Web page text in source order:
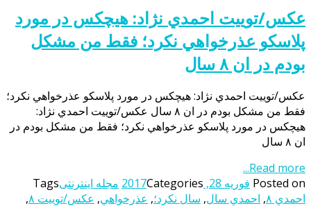
عکس/توييت احمدي نژاد: هيچكس در مورد
پلاسكو عذرخواهي نكرد؛ فقط من مشكل
بودم در ان ٨ سال
عکس/توييت احمدي نژاد: هيچكس در مورد پلاسكو عذرخواهي نكرد؛
فقط من مشكل بودم در ان ٨ سال عکس/توييت احمدي نژاد:
هيچكس در مورد پلاسكو عذرخواهي نكرد؛ فقط من مشكل بودم در
ان ٨ سال
Read more...
Posted on فوریه 28, 2017 Categories مجله اینترنتیTags
احمدي ٨
, احمدي سال, سال نكرد؛, عذرخواهي, عکس/توييت ٨
,